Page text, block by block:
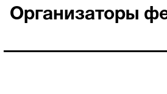
Организаторы